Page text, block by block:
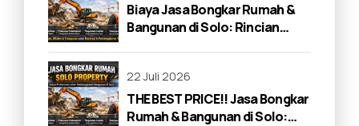
Biaya Jasa Bongkar Rumah &
Bangunan di Solo: Rincian
22 Juli 2026
THE BEST PRICE!! Jasa Bongkar
Rumah & Bangunan di Solo: